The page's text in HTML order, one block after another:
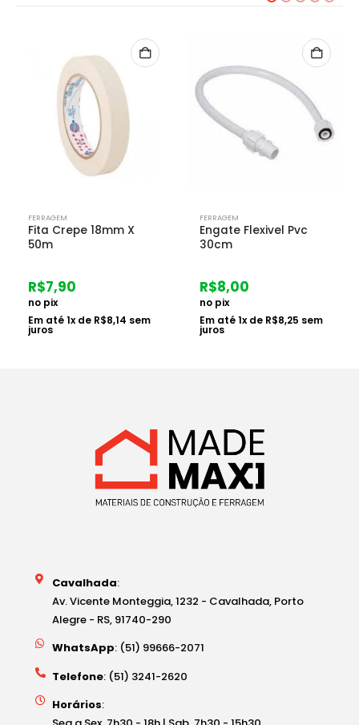
FERRAGEM
Fita Crepe 18mm X
50m
R$7,90
no pix
Em até1x de R$8,14 sem
juros
FERRAGEM
Engate Flexivel Pvc
30cm
R$8,00
no pix
Em até1x de R$8,25 sem
juros
Cavalhada:
Av. Vicente Monteggia, 1232 - Cavalhada, Porto
Alegre - RS, 91740-290
WhatsApp: (51) 99666-2071
Telefone: (51) 3241-2620
Horários: